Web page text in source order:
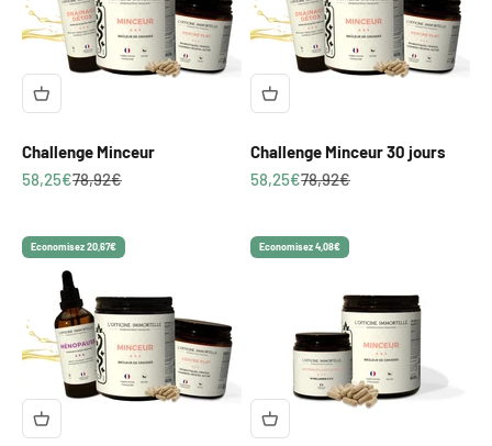
Challenge Minceur
Prix de vente
58,25€Prix normal
78,92€
Challenge Minceur 30 jours
Prix de vente
58,25€Prix normal
78,92€
Economisez 20,67€ Economisez 4,08€